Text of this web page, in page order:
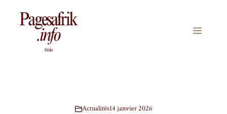
Menu
Actualités14 janvier 2026